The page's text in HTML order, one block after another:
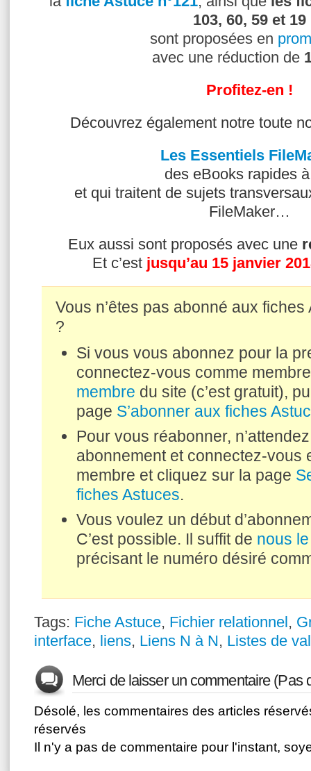
103, 60, 59 et 19
sont proposées en
avec une réduction de
Profitez-en !
Découvrez également notre toute
Les Essentiels
des eBooks rapides
et qui traitent de sujets
FileMaker…
Eux aussi sont proposés avec une
Et c’est jusqu’au 15 janvier
Vous n’êtes pas abonné aux
?
Si vous vous abonnez pour la
connectez-vous comme
membre du site (c’est gratuit),
page S’abonner aux fiches
Pour vous réabonner,
abonnement et connectez-vous
membre et cliquez sur la page
fiches Astuces.
Vous voulez un début
C’est possible. Il suffit de nous
précisant le numéro désiré
Tags: Fiche Astuce, Fichier relationnel,
interface, liens, Liens N à N, Listes de
Merci de laisser un commentaire (Pas
Désolé, les commentaires des articles
réservés
Il n'y a pas de commentaire pour l'instant,